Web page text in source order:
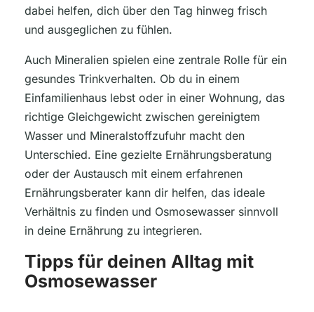
dabei helfen, dich über den Tag hinweg frisch
und ausgeglichen zu fühlen.
Auch Mineralien spielen eine zentrale Rolle für ein
gesundes Trinkverhalten. Ob du in einem
Einfamilienhaus lebst oder in einer Wohnung, das
richtige Gleichgewicht zwischen gereinigtem
Wasser und Mineralstoffzufuhr macht den
Unterschied. Eine gezielte Ernährungsberatung
oder der Austausch mit einem erfahrenen
Ernährungsberater kann dir helfen, das ideale
Verhältnis zu finden und Osmosewasser sinnvoll
in deine Ernährung zu integrieren.
Tipps für deinen Alltag mit
Osmosewasser